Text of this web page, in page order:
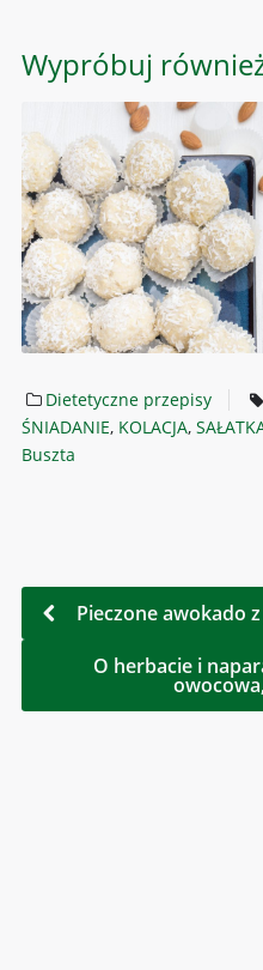
Wypróbuj
Dietetyczne przepisy
ŚNIADANIE, KOLACJA,
Buszta
Pieczone awokado
O herbacie i